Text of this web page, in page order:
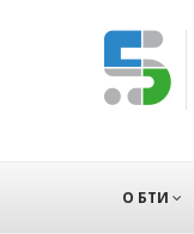
О БТИ